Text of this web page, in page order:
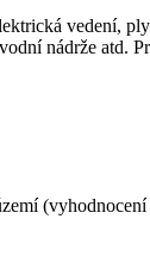
vedení,
nádrže atd.
(vyhodnocení